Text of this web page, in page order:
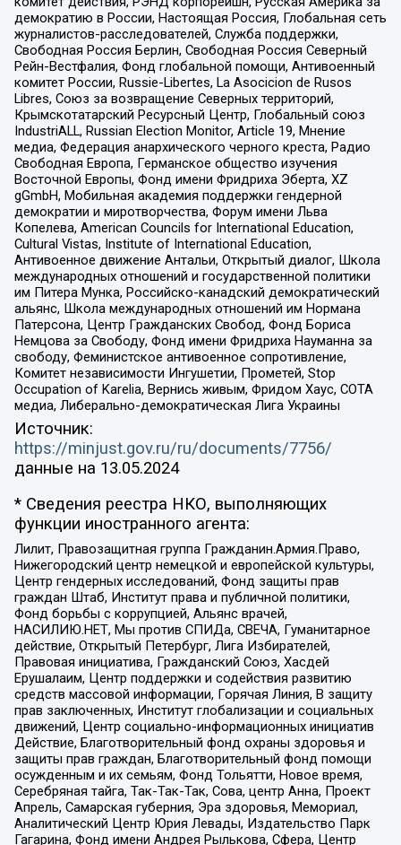
демократию в России, Настоящая Россия, Глобальная сеть
журналистов-расследователей, Служба поддержки,
Свободная Россия Берлин, Свободная Россия Северный
Рейн-Вестфалия, Фонд глобальной помощи, Антивоенный
комитет России, Russie-Libertes, La Asocicion de Rusos
Libres, Союз за возвращение Северных территорий,
Крымскотатарский Ресурсный Центр, Глобальный союз
IndustriALL, Russian Election Monitor, Article 19, Мнение
медиа, Федерация анархического черного креста, Радио
Свободная Европа, Германское общество изучения
Восточной Европы, Фонд имени Фридриха Эберта, XZ
gGmbH, Мобильная академия поддержки гендерной
демократии и миротворчества, Форум имени Льва
Копелева, American Councils for International Education,
Cultural Vistas, Institute of International Education,
Антивоенное движение Антальи, Открытый диалог, Школа
международных отношений и государственной политики
им Питера Мунка, Российско-канадский демократический
альянс, Школа международных отношений им Нормана
Патерсона, Центр Гражданских Свобод, Фонд Бориса
Немцова за Свободу, Фонд имени Фридриха Науманна за
свободу, Феминистское антивоенное сопротивление,
Комитет независимости Ингушетии, Прометей, Stop
Occupation of Karelia, Вернись живым, Фридом Хаус, СОТА
медиа, Либерально-демократическая Лига Украины
Источник:
https://minjust.gov.ru/ru/documents/7756/
данные на 13.05.2024
* Сведения реестра НКО, выполняющих
функции иностранного агента:
Лилит, Правозащитная группа Гражданин.Армия.Право,
Нижегородский центр немецкой и европейской культуры,
Центр гендерных исследований, Фонд защиты прав
граждан Штаб, Институт права и публичной политики,
Фонд борьбы с коррупцией, Альянс врачей,
НАСИЛИЮ.НЕТ, Мы против СПИДа, СВЕЧА, Гуманитарное
действие, Открытый Петербург, Лига Избирателей,
Правовая инициатива, Гражданский Союз, Хасдей
Ерушалаим, Центр поддержки и содействия развитию
средств массовой информации, Горячая Линия, В защиту
прав заключенных, Институт глобализации и социальных
движений, Центр социально-информационных инициатив
Действие, Благотворительный фонд охраны здоровья и
защиты прав граждан, Благотворительный фонд помощи
осужденным и их семьям, Фонд Тольятти, Новое время,
Серебряная тайга, Так-Так-Так, Сова, центр Анна, Проект
Апрель, Самарская губерния, Эра здоровья, Мемориал,
Аналитический Центр Юрия Левады, Издательство Парк
Гагарина, Фонд имени Андрея Рылькова, Сфера, Центр